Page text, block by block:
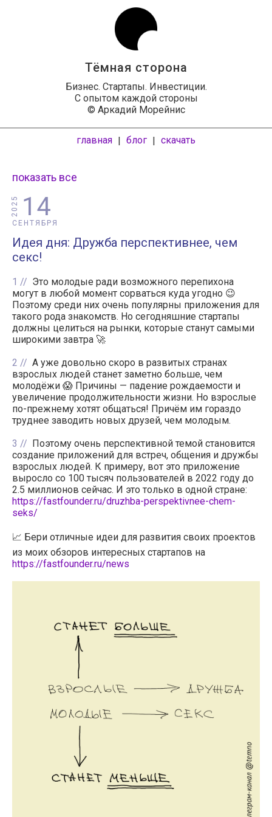
Тёмная сторона
Бизнес. Стартапы. Инвестиции.
С опытом каждой стороны
© Аркадий Морейнис
главная | блог | скачать
показать все
14
СЕНТЯБРЯ
2025
Идея дня: Дружба перспективнее, чем
секс!
1
Это молодые ради возможного перепихона
могут в любой момент сорваться куда угодно 😉
Поэтому среди них очень популярны приложения для
такого рода знакомств. Но сегодняшние стартапы
должны целиться на рынки, которые станут самыми
широкими завтра 🚀
2
А уже довольно скоро в развитых странах
взрослых людей станет заметно больше, чем
молодёжи 😱 Причины — падение рождаемости и
увеличение продолжительности жизни. Но взрослые
по-прежнему хотят общаться! Причём им гораздо
труднее заводить новых друзей, чем молодым.
3
Поэтому очень перспективной темой становится
создание приложений для встреч, общения и дружбы
взрослых людей. К примеру, вот это приложение
выросло со 100 тысяч пользователей в 2022 году до
2.5 миллионов сейчас. И это только в одной стране:
https://fastfounder.ru/druzhba-perspektivnee-chem-
seks/
📈 Бери отличные идеи для развития своих проектов
из моих обзоров интересных стартапов на
https://fastfounder.ru/news